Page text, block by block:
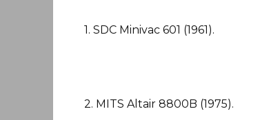
1. SDC Minivac 601 (1961).
2. MITS Altair 8800B (1975).